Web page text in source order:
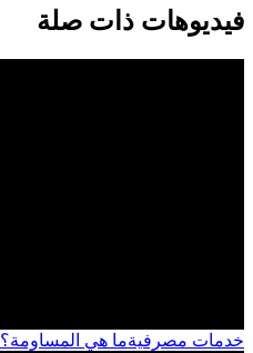
فيديوهات ذات صلة
خدمات مصرفيةما هي المساومة؟